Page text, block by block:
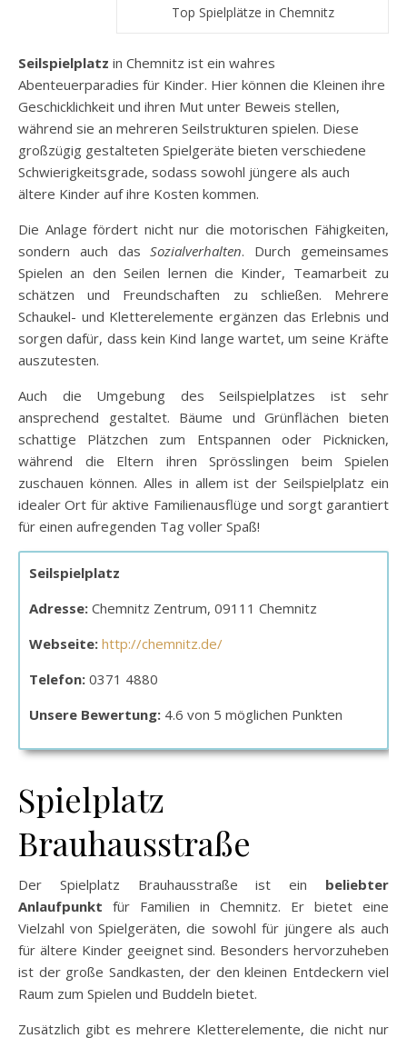
Top Spielplätze in Chemnitz
Seilspielplatz in Chemnitz ist ein wahres
Abenteuerparadies für Kinder. Hier können die Kleinen ihre
Geschicklichkeit und ihren Mut unter Beweis stellen,
während sie an mehreren Seilstrukturen spielen. Diese
großzügig gestalteten Spielgeräte bieten verschiedene
Schwierigkeitsgrade, sodass sowohl jüngere als auch
ältere Kinder auf ihre Kosten kommen.
Die Anlage fördert nicht nur die motorischen Fähigkeiten,
sondern auch dasSozialverhalten. Durch gemeinsames
Spielen an den Seilen lernen die Kinder, Teamarbeit zu
schätzen und Freundschaften zu schließen. Mehrere
Schaukel- und Kletterelemente ergänzen das Erlebnis und
sorgen dafür, dass kein Kind lange wartet, um seine Kräfte
auszutesten.
Auch die Umgebung des Seilspielplatzes ist sehr
ansprechend gestaltet. Bäume und Grünflächen bieten
schattige Plätzchen zum Entspannen oder Picknicken,
während die Eltern ihren Sprösslingen beim Spielen
zuschauen können. Alles in allem ist der Seilspielplatz ein
idealer Ort für aktive Familienausflüge und sorgt garantiert
für einen aufregenden Tag voller Spaß!
Seilspielplatz
Adresse: Chemnitz Zentrum, 09111 Chemnitz
Webseite: http://chemnitz.de/
Telefon: 0371 4880
Unsere Bewertung: 4.6 von 5 möglichen Punkten
Spielplatz
Brauhausstraße
Der Spielplatz Brauhausstraße ist ein beliebter
Anlaufpunkt für Familien in Chemnitz. Er bietet eine
Vielzahl von Spielgeräten, die sowohl für jüngere als auch
für ältere Kinder geeignet sind. Besonders hervorzuheben
ist der große Sandkasten, der den kleinen Entdeckern viel
Raum zum Spielen und Buddeln bietet.
Zusätzlich gibt es mehrere Kletterelemente, die nicht nur